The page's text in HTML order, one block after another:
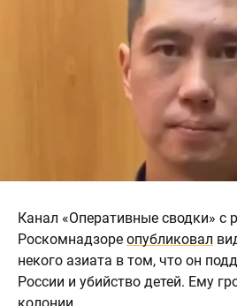
Канал «Оперативные сводки» с
Роскомнадзоре опубликовал
некого азиата в том, что он
России и убийство детей. Ему